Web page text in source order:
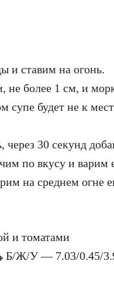
и ставим на огонь.
более 1 см, и
супе будет не к
30 секунд
по вкусу и
на среднем огне
и томатами
Б/Ж/У — 7.03/0.45/